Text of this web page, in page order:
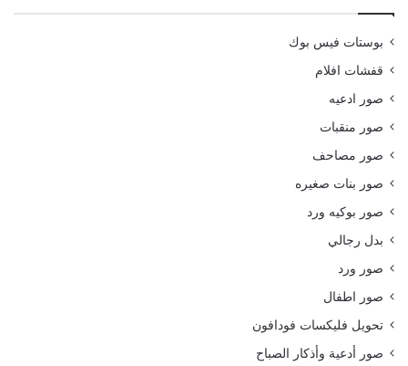
بوستات فيس بوك
قفشات افلام
صور ادعيه
صور منقبات
صور مصاحف
صور بنات صغيره
صور بوكيه ورد
بدل رجالي
صور ورد
صور اطفال
تحويل فليكسات فودافون
صور أدعية وأذكار الصباح